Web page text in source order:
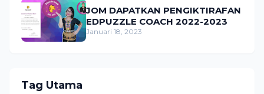
JOM DAPATKAN PENGIKTIRAFAN
EDPUZZLE COACH 2022-2023
Januari 18, 2023
Tag Utama